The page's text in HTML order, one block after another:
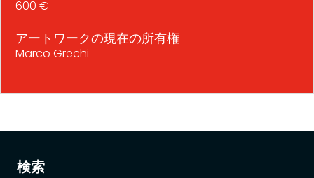
検索
600 €
アートワークの現在の所有権
Marco Grechi